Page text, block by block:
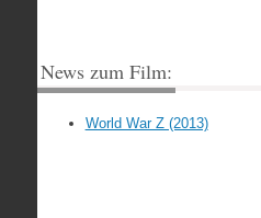
News zum Film:
World War Z (2013)